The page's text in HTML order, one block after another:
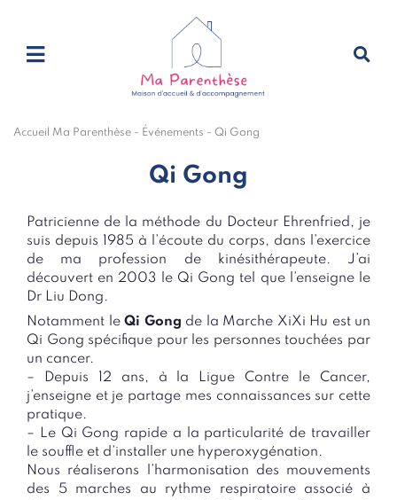
Accueil Ma Parenthèse - Événements - Qi Gong
Qi Gong
Patricienne de la méthode du Docteur Ehrenfried, je
suis depuis 1985 à l’écoute du corps, dans l’exercice
de ma profession de kinésithérapeute. J’ai
découvert en 2003 le Qi Gong tel que l’enseigne le
Dr Liu Dong.
Notamment le Qi Gong de la Marche XiXi Hu est un
Qi Gong spécifique pour les personnes touchées par
un cancer.
– Depuis 12 ans, à la Ligue Contre le Cancer,
j’enseigne et je partage mes connaissances sur cette
pratique.
– Le Qi Gong rapide a la particularité de travailler
le souffle et d’installer une hyperoxygénation.
Nous réaliserons l’harmonisation des mouvements
des 5 marches au rythme respiratoire associé à